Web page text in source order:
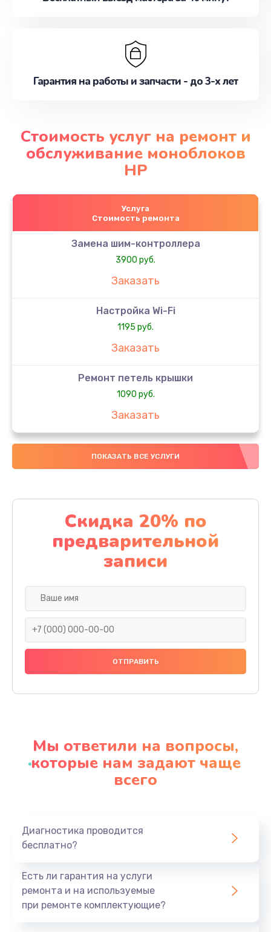
Гарантия на работы и запчасти - до 3-х лет
Стоимость услуг на ремонт и
обслуживание моноблоков
HP
Услуга
Стоимость ремонта
Замена шим-контроллера
3900 руб.
Заказать
Настройка Wi-Fi
1195 руб.
Заказать
Ремонт петель крышки
1090 руб.
Заказать
Замена вебкамеры
1495 руб.
Установка драйверов
1000 руб.
Заказать
Восстановление данных
990 руб.
Заказать
Замена экрана
Замена шлейфа матрицы
Заказать
ПОКАЗАТЬ ВСЕ УСЛУГИ
Скидка 20% по
предварительной
записи
Мы ответили на вопросы,
которые нам задают чаще
всего
Диагностика проводится
бесплатно?
Есть ли гарантия на услуги
ремонта и на используемые
при ремонте комплектующие?